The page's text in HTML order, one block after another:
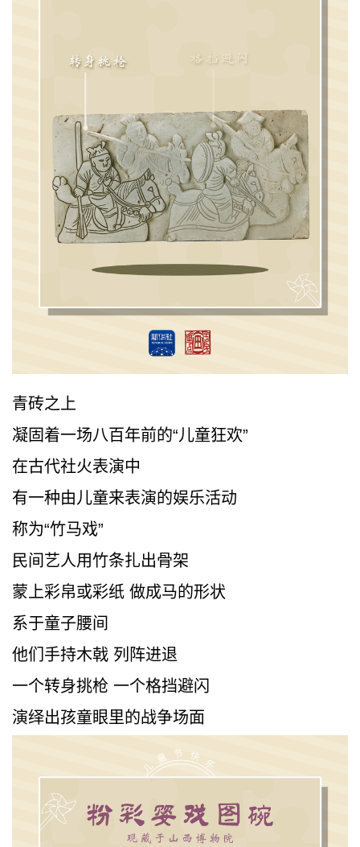
青砖之上
凝固着一场八百年前的“儿童狂欢”
在古代社火表演中
有一种由儿童来表演的娱乐活动
称为“竹马戏”
民间艺人用竹条扎出骨架
蒙上彩帛或彩纸 做成马的形状
系于童子腰间
他们手持木戟 列阵进退
一个转身挑枪 一个格挡避闪
演绎出孩童眼里的战争场面